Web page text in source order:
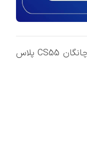
🔴آغاز فروش فوقالعاده خودروی چانگان CS55 پلاس